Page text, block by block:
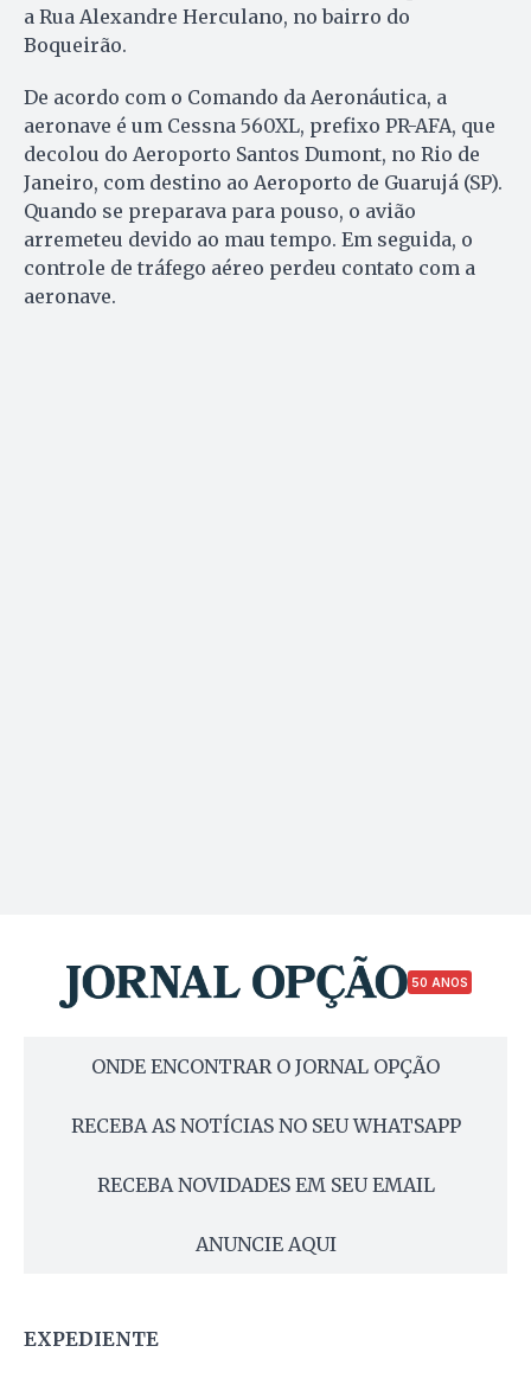
a Rua Alexandre Herculano, no bairro do
Boqueirão.
De acordo com o Comando da Aeronáutica, a
aeronave é um Cessna 560XL, prefixo PR-AFA, que
decolou do Aeroporto Santos Dumont, no Rio de
Janeiro, com destino ao Aeroporto de Guarujá (SP).
Quando se preparava para pouso, o avião
arremeteu devido ao mau tempo. Em seguida, o
controle de tráfego aéreo perdeu contato com a
aeronave.
50 ANOS
ONDE ENCONTRAR O JORNAL OPÇÃO
RECEBA AS NOTÍCIAS NO SEU WHATSAPP
RECEBA NOVIDADES EM SEU EMAIL
ANUNCIE AQUI
EXPEDIENTE